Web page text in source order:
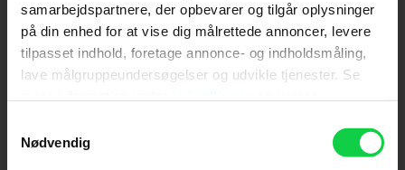
samarbejdspartnere, der opbevarer og tilgår oplysninger
på din enhed for at vise dig målrettede annoncer, levere
tilpasset indhold, foretage annonce- og indholdsmåling,
lave målgruppeundersøgelser og udvikle tjenester. Se
tilbage eller ændre indstillinger fra vores
"Cookiedeklaration", eller ved at trykke på "Privacy
Nødvendig
Ved tilmelding accepterer jeg samtidig
Kino.dks Markedsføringssamtykke